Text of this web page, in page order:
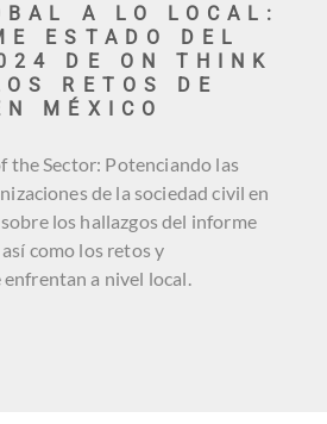
A LO LOCAL:
ESTADO DEL
DE ON THINK
RETOS DE
MÉXICO
the Sector: Potenciando las
de la sociedad civil en
los hallazgos del informe
como los retos y
a nivel local.